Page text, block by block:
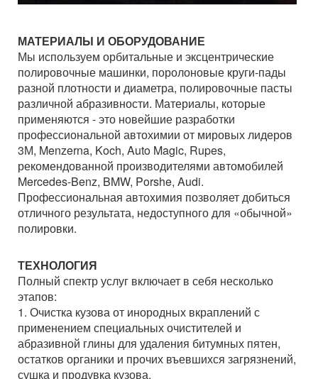
МАТЕРИАЛЫ И ОБОРУДОВАНИЕ
Мы используем орбитальные и эксцентрические
полировочные машинки, поролоновые круги-пады
разной плотности и диаметра, полировочные пасты
различной абразивности. Материалы, которые
применяются - это новейшие разработки
профессиональной автохимии от мировых лидеров
3М, Menzerna, Koch, Auto Magic, Rupes,
рекомендованной производителями автомобилей
Mercedes-Benz, BMW, Porshe, Audi.
Профессиональная автохимия позволяет добиться
отличного результата, недоступного для «обычной»
полировки.
ТЕХНОЛОГИЯ
Полный спектр услуг включает в себя несколько
этапов:
1. Очистка кузова от инородных вкраплений с
применением специальных очистителей и
абразивной глины для удаления битумных пятен,
остатков органики и прочих въевшихся загрязнений,
сушка и продувка кузова.